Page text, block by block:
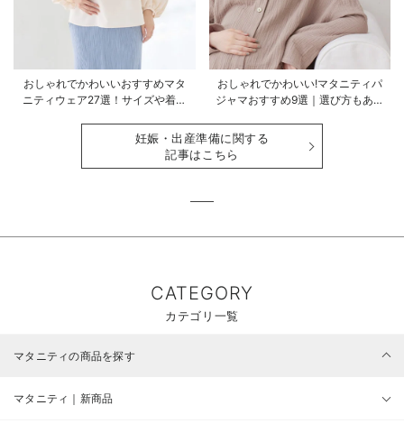
おしゃれでかわいいおすすめマタ
ニティウェア27選！サイズや着る
おしゃれでかわいい!マタニティパ
ジャマおすすめ9選｜選び方もあわ
妊娠・出産準備に関する
記事はこちら
CATEGORY
カテゴリ一覧
マタニティの商品を探す
マタニティ｜新商品